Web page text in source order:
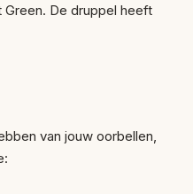
De druppel heeft
van jouw oorbellen,